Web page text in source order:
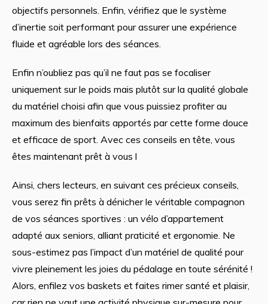
objectifs personnels. Enfin, vérifiez que le système
d’inertie soit performant pour assurer une expérience
fluide et agréable lors des séances.
Enfin n’oubliez pas qu’il ne faut pas se focaliser
uniquement sur le poids mais plutôt sur la qualité globale
du matériel choisi afin que vous puissiez profiter au
maximum des bienfaits apportés par cette forme douce
et efficace de sport. Avec ces conseils en tête, vous
êtes maintenant prêt à vous l
Ainsi, chers lecteurs, en suivant ces précieux conseils,
vous serez fin prêts à dénicher le véritable compagnon
de vos séances sportives : un vélo d’appartement
adapté aux seniors, alliant praticité et ergonomie. Ne
sous-estimez pas l’impact d’un matériel de qualité pour
vivre pleinement les joies du pédalage en toute sérénité !
Alors, enfilez vos baskets et faites rimer santé et plaisir,